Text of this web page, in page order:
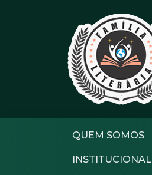
QUEM SOMOS
INSTITUCIONAL